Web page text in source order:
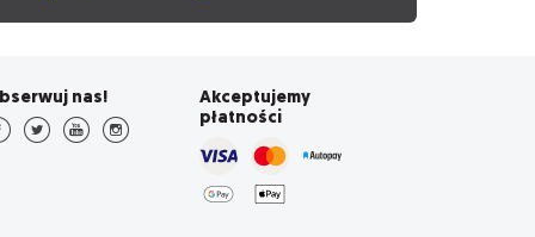
nas!
Akceptujemy
płatności